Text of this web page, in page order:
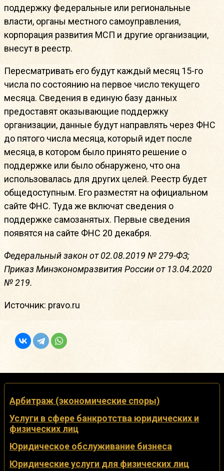
поддержку федеральные или региональные
власти, органы местного самоуправления,
корпорация развития МСП и другие организации,
внесут в реестр.
Пересматривать его будут каждый месяц 15-го
числа по состоянию на первое число текущего
месяца. Сведения в единую базу данных
предоставят оказывающие поддержку
организации, данные будут направлять через ФНС
до пятого числа месяца, который идет после
месяца, в котором было принято решение о
поддержке или было обнаружено, что она
использовалась для других целей. Реестр будет
общедоступным. Его разместят на официальном
сайте ФНС. Туда же включат сведения о
поддержке самозанятых. Первые сведения
появятся на сайте ФНС 20 декабря.
Федеральный закон от 02.08.2019 № 279-ФЗ;
Приказ Минэкономразвития России от 13.04.2020
№ 219.
Источник: pravo.ru
Арбитраж (экономические споры)
Услуги в сфере банкротства юридических и
физических лиц
Юридическое обслуживание бизнеса
Юридические услуги для физических лиц